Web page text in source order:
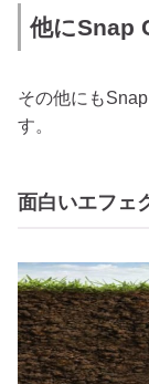
他にSnap
その他にも
す。
面白いエフェ